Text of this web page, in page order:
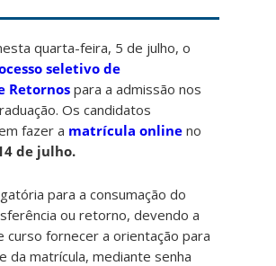
quarta-feira, 5 de julho, o
seletivo de
Retornospara a admissão nos
Os candidatos
fazer a matrícula online no
de julho.
para a consumação do
ou retorno, devendo a
curso fornecer a orientação para
da matrícula, mediante senha